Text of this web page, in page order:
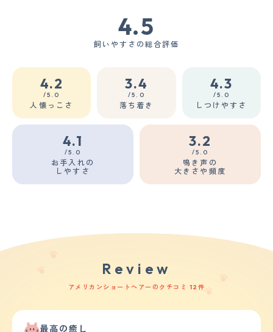
4.5
飼いやすさの総合評価
4.2
/5.0
人懐っこさ
3.4
/5.0
落ち着き
4.3
/5.0
しつけやすさ
4.1
/5.0
お手入れの
しやすさ
3.2
/5.0
鳴き声の
大きさや頻度
Review
アメリカンショートヘアーのクチコミ 12件
最高の癒し